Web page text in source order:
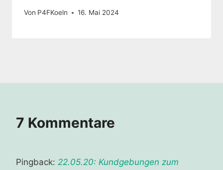
Von P4FKoeln 16. Mai 2024
7 Kommentare
Pingback: 22.05.20: Kundgebungen zum